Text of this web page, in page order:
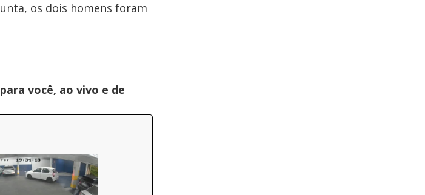
os dois homens foram
você, ao vivo e de